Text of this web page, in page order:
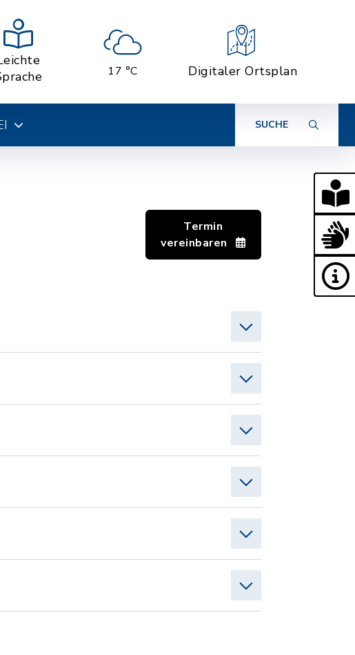
17 °C Digitaler Ortsplan
SUCHE
Termin
vereinbaren